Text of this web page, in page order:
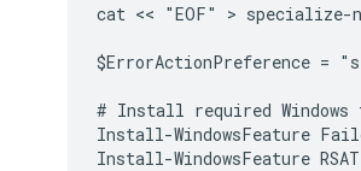
cat << "EOF" > specialize-
$ErrorActionPreference =
# Install required Windows
Install-WindowsFeature
Install-WindowsFeature